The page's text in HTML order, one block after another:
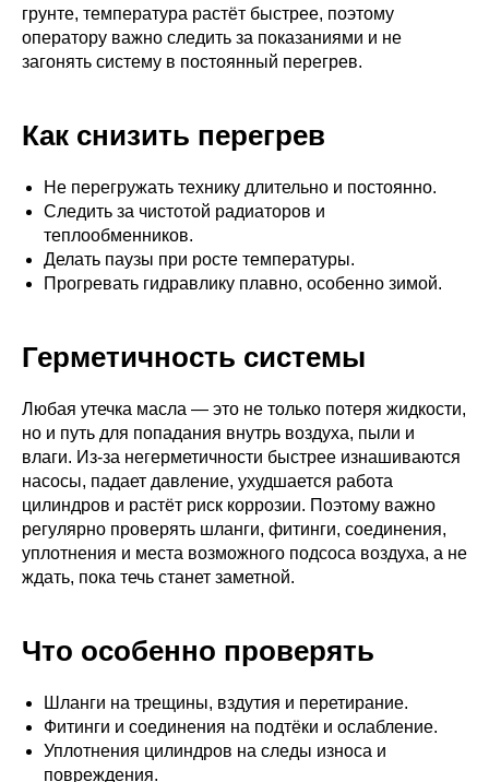
грунте, температура растёт быстрее, поэтому
оператору важно следить за показаниями и не
загонять систему в постоянный перегрев.
Как снизить перегрев
Не перегружать технику длительно и постоянно.
Следить за чистотой радиаторов и
теплообменников.
Делать паузы при росте температуры.
Прогревать гидравлику плавно, особенно зимой.
Герметичность системы
Любая утечка масла — это не только потеря жидкости,
но и путь для попадания внутрь воздуха, пыли и
влаги. Из-за негерметичности быстрее изнашиваются
насосы, падает давление, ухудшается работа
цилиндров и растёт риск коррозии. Поэтому важно
регулярно проверять шланги, фитинги, соединения,
уплотнения и места возможного подсоса воздуха, а не
ждать, пока течь станет заметной.
Что особенно проверять
Шланги на трещины, вздутия и перетирание.
Фитинги и соединения на подтёки и ослабление.
Уплотнения цилиндров на следы износа и
повреждения.